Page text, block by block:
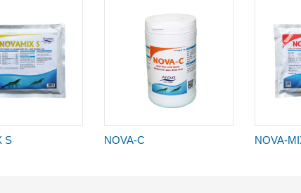
S NOVA-C NOVA-